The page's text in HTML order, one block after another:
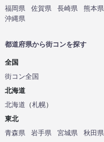
福岡県
佐賀県 長崎県 熊本県
沖縄県
都道府県から街コンを探す
全国
街コン全国
北海道
北海道 （札幌）
東北
青森県
岩手県 宮城県 秋田県